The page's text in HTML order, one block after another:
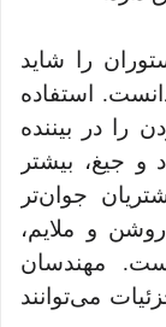
را شاید
استفاده
را در بیننده
و جیغ، بیشتر
جوان‌تر
و ملایم،
مهندسان
می‌توانند